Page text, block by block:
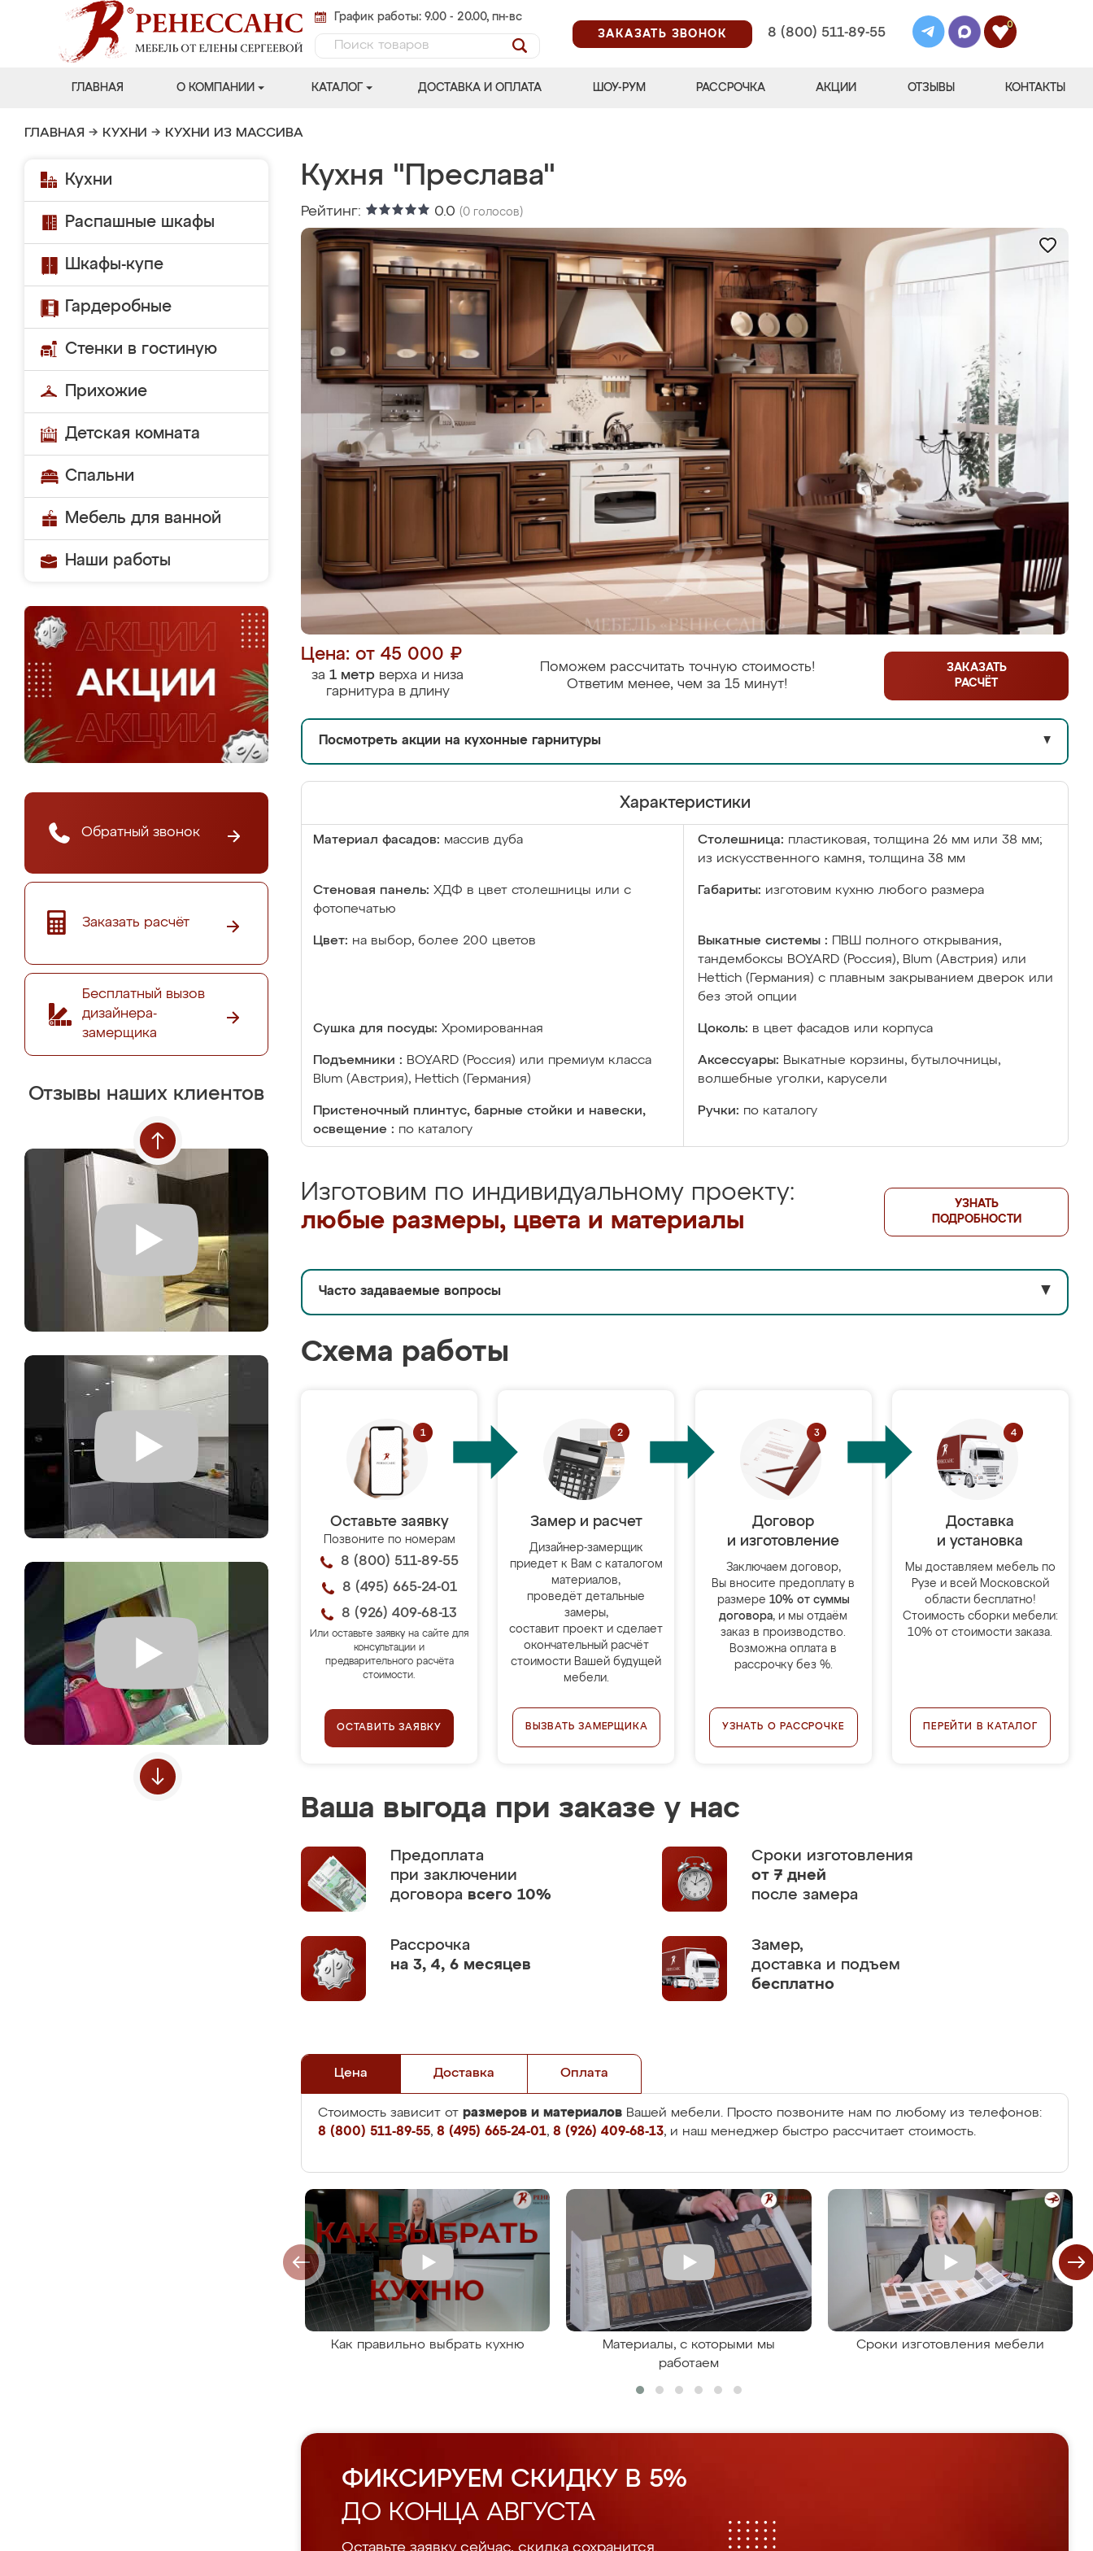
График работы: 9.00 - 20.00, пн-вс
ЗАКАЗАТЬ ЗВОНОК
8 (800) 511-89-55
0
ГЛАВНАЯ О КОМПАНИИ КАТАЛОГ ДОСТАВКА И ОПЛАТА ШОУ-РУМ РАССРОЧКА АКЦИИ ОТЗЫВЫ КОНТАКТЫ
ГЛАВНАЯ → КУХНИ → КУХНИ ИЗ МАССИВА
Кухни
Распашные шкафы
Шкафы-купе
Гардеробные
Стенки в гостиную
Прихожие
Детская комната
Спальни
Мебель для ванной
Наши работы
Обратный звонок
Заказать расчёт
Бесплатный вызов
дизайнера-
замерщика
Отзывы наших клиентов
Кухня "Преслава"
Рейтинг: 0.0 (0 голосов)
Цена: от 45 000 ₽
за 1 метр верха и низа
гарнитура в длину
Поможем рассчитать точную стоимость!
Ответим менее, чем за 15 минут!
ЗАКАЗАТЬ
РАСЧЁТ
Посмотреть акции на кухонные гарнитуры ▼
Характеристики
Материал фасадов: массив дуба Столешница: пластиковая, толщина 26 мм или 38 мм;
из искусственного камня, толщина 38 мм
Стеновая панель: ХДФ в цвет столешницы или с
фотопечатью
Габариты: изготовим кухню любого размера
Цвет: на выбор, более 200 цветов Выкатные системы :
ПВШ полного открывания,
тандембоксы BOYARD (Россия), Blum (Австрия) или
Hettich (Германия) с плавным закрыванием дверок или
без этой опции
Сушка для посуды: Хромированная Цоколь: в цвет фасадов или корпуса
Подъемники : BOYARD (Россия) или премиум класса
Blum (Австрия), Hettich (Германия)
Аксессуары: Выкатные корзины, бутылочницы,
волшебные уголки, карусели
Пристеночный плинтус, барные стойки и навески,
освещение : по каталогу
Ручки: по каталогу
Изготовим по индивидуальному проекту:
любые размеры, цвета и материалы
УЗНАТЬ
ПОДРОБНОСТИ
Часто задаваемые вопросы ▼
Схема работы
Оставьте заявку
Позвоните по номерам
8 (800) 511-89-55
8 (495) 665-24-01
8 (926) 409-68-13
Или оставьте заявку на сайте для
консультации и
предварительного расчёта
стоимости.
ОСТАВИТЬ ЗАЯВКУ
Замер и расчет
Дизайнер-замерщик
приедет к Вам с каталогом
материалов,
проведёт детальные
замеры,
составит проект и сделает
окончательный расчёт
стоимости Вашей будущей
мебели.
ВЫЗВАТЬ ЗАМЕРЩИКА
Договор
и изготовление
Заключаем договор,
Вы вносите предоплату в
размере 10% от суммы
договора, и мы отдаём
заказ в производство.
Возможна оплата в
рассрочку без %.
УЗНАТЬ О РАССРОЧКЕ
Доставка
и установка
Мы доставляем мебель по
Рузе и всей Московской
области бесплатно!
Стоимость сборки мебели:
10% от стоимости заказа.
ПЕРЕЙТИ В КАТАЛОГ
Ваша выгода при заказе у нас
Предоплата
при заключении
договора всего 10%
Сроки изготовления
от 7 дней
после замера
Рассрочка
на 3, 4, 6 месяцев
Замер,
доставка и подъем
бесплатно
Цена Доставка Оплата
Стоимость зависит от размеров и материалов Вашей мебели. Просто позвоните нам по любому из телефонов:
8 (800) 511-89-55, 8 (495) 665-24-01, 8 (926) 409-68-13, и наш менеджер быстро рассчитает стоимость.
Как правильно выбрать кухню
Материалы, с которыми мы
работаем
Сроки изготовления мебели
ФИКСИРУЕМ СКИДКУ В 5%
ДО КОНЦА АВГУСТА
Оставьте заявку сейчас, скидка сохранится.